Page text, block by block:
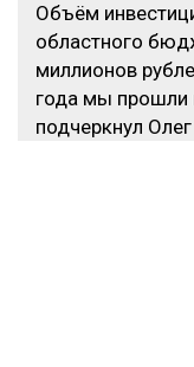
Объём
областного
миллионов
года мы прошли
подчеркнул